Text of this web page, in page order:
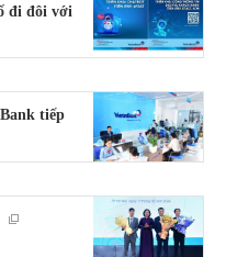
đi đôi với
tiếp